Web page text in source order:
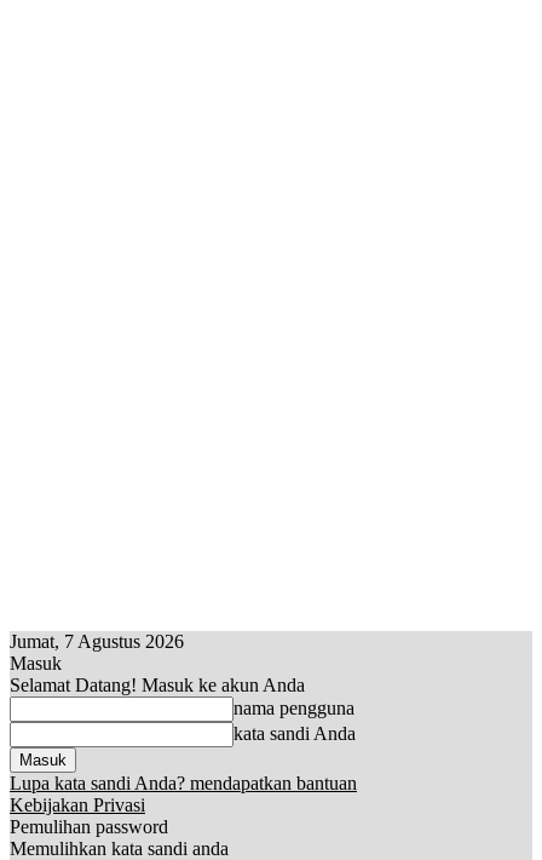
Jumat, 7 Agustus 2026
Masuk
Selamat Datang! Masuk ke akun Anda
nama pengguna
kata sandi Anda
Lupa kata sandi Anda? mendapatkan bantuan
Kebijakan Privasi
Pemulihan password
Memulihkan kata sandi anda